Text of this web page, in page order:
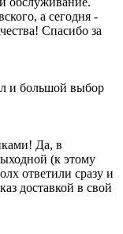
а сегодня -
Спасибо за
и большой выбор
Да, в
(к этому
ответили сразу и
доставкой в свой